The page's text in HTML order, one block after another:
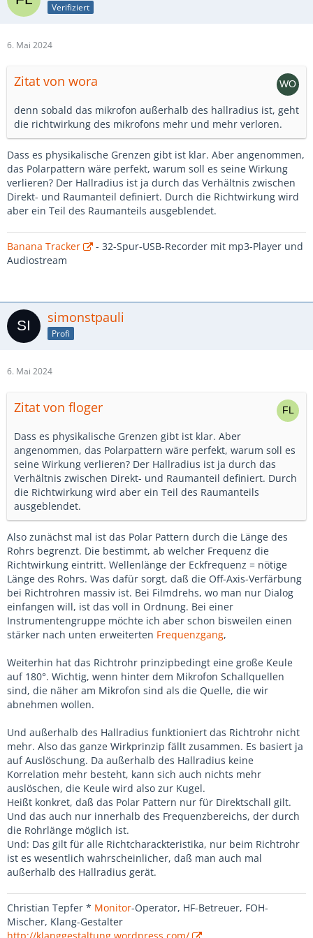
Verifiziert
6. Mai 2024
Zitat von wora
denn sobald das mikrofon außerhalb des hallradius ist, geht
die richtwirkung des mikrofons mehr und mehr verloren.
Dass es physikalische Grenzen gibt ist klar. Aber angenommen,
das Polarpattern wäre perfekt, warum soll es seine Wirkung
verlieren? Der Hallradius ist ja durch das Verhältnis zwischen
Direkt- und Raumanteil definiert. Durch die Richtwirkung wird
aber ein Teil des Raumanteils ausgeblendet.
Banana Tracker
- 32-Spur-USB-Recorder mit mp3-Player und
Audiostream
simonstpauli
Profi
6. Mai 2024
Zitat von floger
Dass es physikalische Grenzen gibt ist klar. Aber
angenommen, das Polarpattern wäre perfekt, warum soll es
seine Wirkung verlieren? Der Hallradius ist ja durch das
Verhältnis zwischen Direkt- und Raumanteil definiert. Durch
die Richtwirkung wird aber ein Teil des Raumanteils
ausgeblendet.
Also zunächst mal ist das Polar Pattern durch die Länge des
Rohrs begrenzt. Die bestimmt, ab welcher Frequenz die
Richtwirkung eintritt. Wellenlänge der Eckfrequenz = nötige
Länge des Rohrs. Was dafür sorgt, daß die Off-Axis-Verfärbung
bei Richtrohren massiv ist. Bei Filmdrehs, wo man nur Dialog
einfangen will, ist das voll in Ordnung. Bei einer
Instrumentengruppe möchte ich aber schon bisweilen einen
stärker nach unten erweiterten Frequenzgang,
Weiterhin hat das Richtrohr prinzipbedingt eine große Keule
auf 180°. Wichtig, wenn hinter dem Mikrofon Schallquellen
sind, die näher am Mikrofon sind als die Quelle, die wir
abnehmen wollen.
Und außerhalb des Hallradius funktioniert das Richtrohr nicht
mehr. Also das ganze Wirkprinzip fällt zusammen. Es basiert ja
auf Auslöschung. Da außerhalb des Hallradius keine
Korrelation mehr besteht, kann sich auch nichts mehr
auslöschen, die Keule wird also zur Kugel.
Heißt konkret, daß das Polar Pattern nur für Direktschall gilt.
Und das auch nur innerhalb des Frequenzbereichs, der durch
die Rohrlänge möglich ist.
Und: Das gilt für alle Richtcharackteristika, nur beim Richtrohr
ist es wesentlich wahrscheinlicher, daß man auch mal
außerhalb des Hallradius gerät.
Christian Tepfer * Monitor-Operator, HF-Betreuer, FOH-
Mischer, Klang-Gestalter